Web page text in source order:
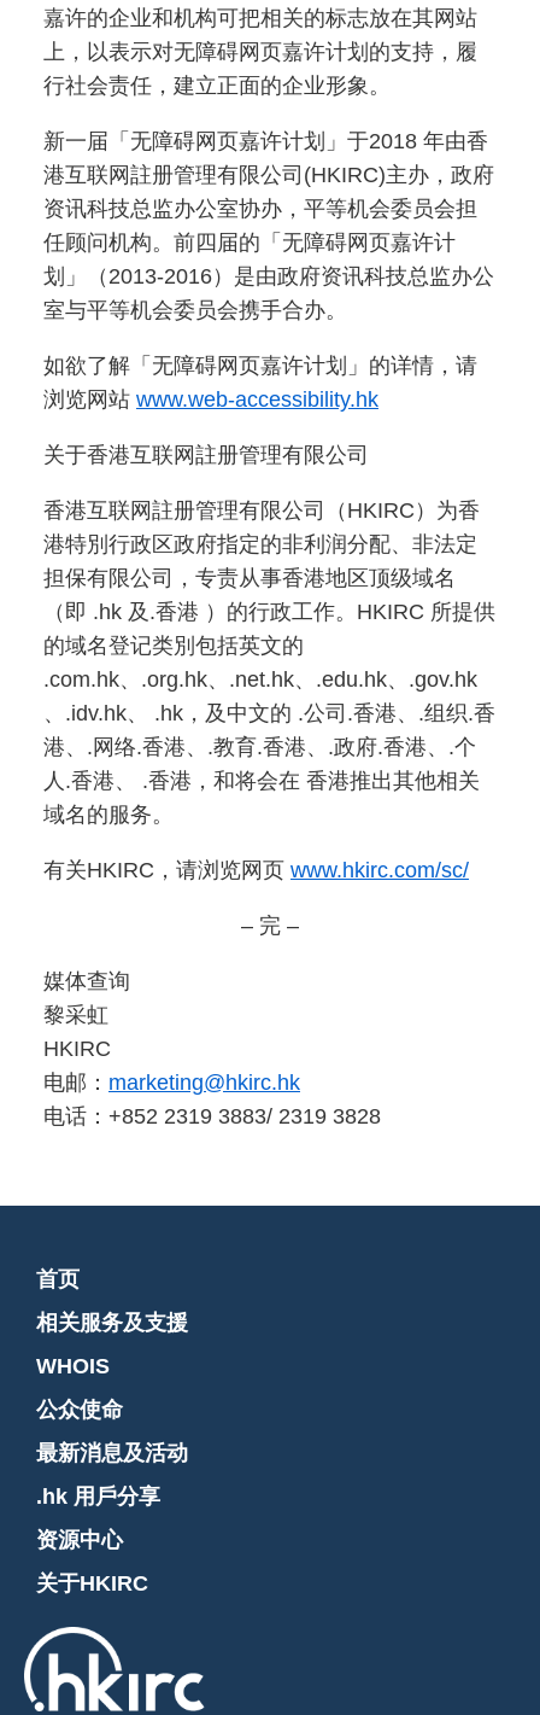
嘉许的企业和机构可把相关的标志放在其网站
上，以表示对无障碍网页嘉许计划的支持，履
行社会责任，建立正面的企业形象。
新一届「无障碍网页嘉许计划」于2018 年由香
港互联网註册管理有限公司(HKIRC)主办，政府
资讯科技总监办公室协办，平等机会委员会担
任顾问机构。前四届的「无障碍网页嘉许计
划」（2013-2016）是由政府资讯科技总监办公
室与平等机会委员会携手合办。
如欲了解「无障碍网页嘉许计划」的详情，请
浏览网站 www.web-accessibility.hk
关于香港互联网註册管理有限公司
香港互联网註册管理有限公司（HKIRC）为香
港特別行政区政府指定的非利润分配、非法定
担保有限公司，专责从事香港地区顶级域名
（即 .hk 及.香港 ）的行政工作。HKIRC 所提供
的域名登记类別包括英文的
.com.hk、.org.hk、.net.hk、.edu.hk、.gov.hk
、.idv.hk、 .hk，及中文的 .公司.香港、.组织.香
港、.网络.香港、.教育.香港、.政府.香港、.个
人.香港、 .香港，和将会在 香港推出其他相关
域名的服务。
有关HKIRC，请浏览网页 www.hkirc.com/sc/
– 完 –
媒体查询
黎采虹
HKIRC
电邮： marketing@hkirc.hk
电话：+852 2319 3883/ 2319 3828
首页
相关服务及支援
WHOIS
公众使命
最新消息及活动
.hk 用戶分享
资源中心
关于HKIRC